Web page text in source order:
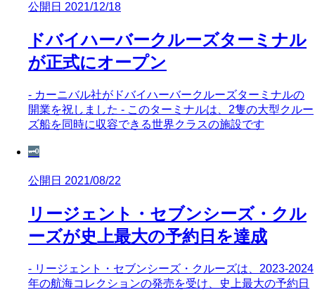
公開日 2021/12/18
ドバイハーバークルーズターミナル
が正式にオープン
- カーニバル社がドバイハーバークルーズターミナルの
開業を祝しました - このターミナルは、2隻の大型クルー
ズ船を同時に収容できる世界クラスの施設です
🗝️
公開日 2021/08/22
リージェント・セブンシーズ・クル
ーズが史上最大の予約日を達成
- リージェント・セブンシーズ・クルーズは、2023-2024
年の航海コレクションの発売を受け、史上最大の予約日